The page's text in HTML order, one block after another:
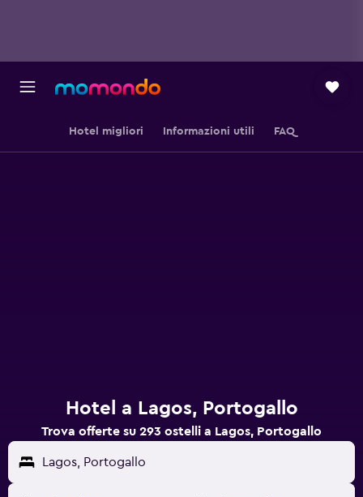
Hotel migliori Informazioni utili FAQ
Hotel a Lagos, Portogallo
Trova offerte su 293 ostelli a Lagos, Portogallo
Lagos, Portogallo